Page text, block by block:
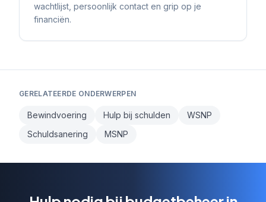
wachtlijst, persoonlijk contact en grip op je
financiën.
GERELATEERDE ONDERWERPEN
Bewindvoering Hulp bij schulden
WSNP
Schuldsanering
MSNP